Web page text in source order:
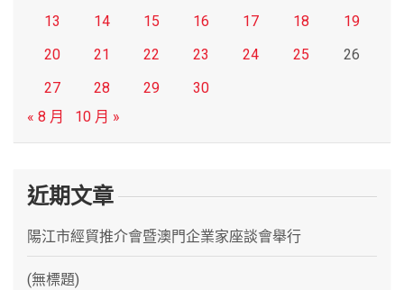
13
14 15 16 17 18
19
20
21 22 23 24 25
26
27
28 29
30
« 8 月
10 月 »
近期文章
陽江市經貿推介會暨澳門企業家座談會舉行
(無標題)